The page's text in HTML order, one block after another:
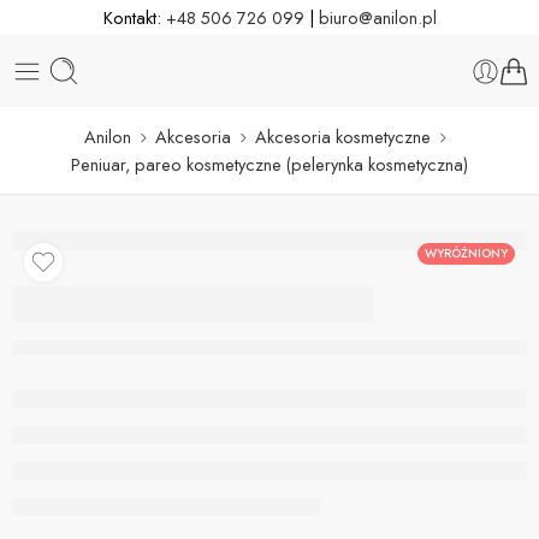
Kontakt: +48 506 726 099 | biuro@anilon.pl
Anilon Akcesoria
Akcesoria kosmetyczne
Peniuar, pareo kosmetyczne (pelerynka kosmetyczna)
WYRÓŻNIONY